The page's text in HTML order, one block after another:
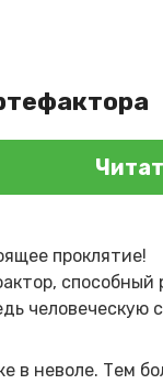
проклятие!
человеческую
в неволе. Тем